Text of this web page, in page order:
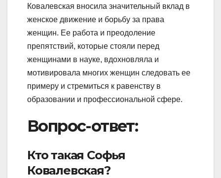
Ковалевская вносила значительный вклад в
женское движение и борьбу за права
женщин. Ее работа и преодоление
препятствий, которые стояли перед
женщинами в науке, вдохновляла и
мотивировала многих женщин следовать ее
примеру и стремиться к равенству в
образовании и профессиональной сфере.
Вопрос-ответ:
Кто такая Софья
Ковалевская?